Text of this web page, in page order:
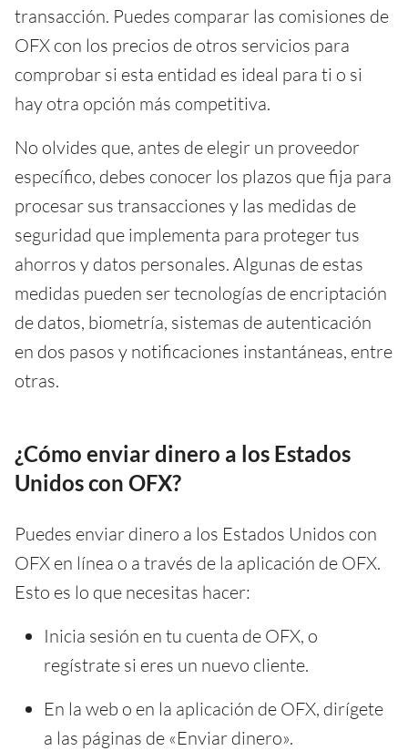
transacción. Puedes comparar las comisiones de
OFX con los precios de otros servicios para
comprobar si esta entidad es ideal para ti o si
hay otra opción más competitiva.
No olvides que, antes de elegir un proveedor
específico, debes conocer los plazos que fija para
procesar sus transacciones y las medidas de
seguridad que implementa para proteger tus
ahorros y datos personales. Algunas de estas
medidas pueden ser tecnologías de encriptación
de datos, biometría, sistemas de autenticación
en dos pasos y notificaciones instantáneas, entre
otras.
¿Cómo enviar dinero a los Estados
Unidos con OFX?
Puedes enviar dinero a los Estados Unidos con
OFX en línea o a través de la aplicación de OFX.
Esto es lo que necesitas hacer:
Inicia sesión en tu cuenta de OFX, o
regístrate si eres un nuevo cliente.
En la web o en la aplicación de OFX, dirígete
a las páginas de «Enviar dinero».